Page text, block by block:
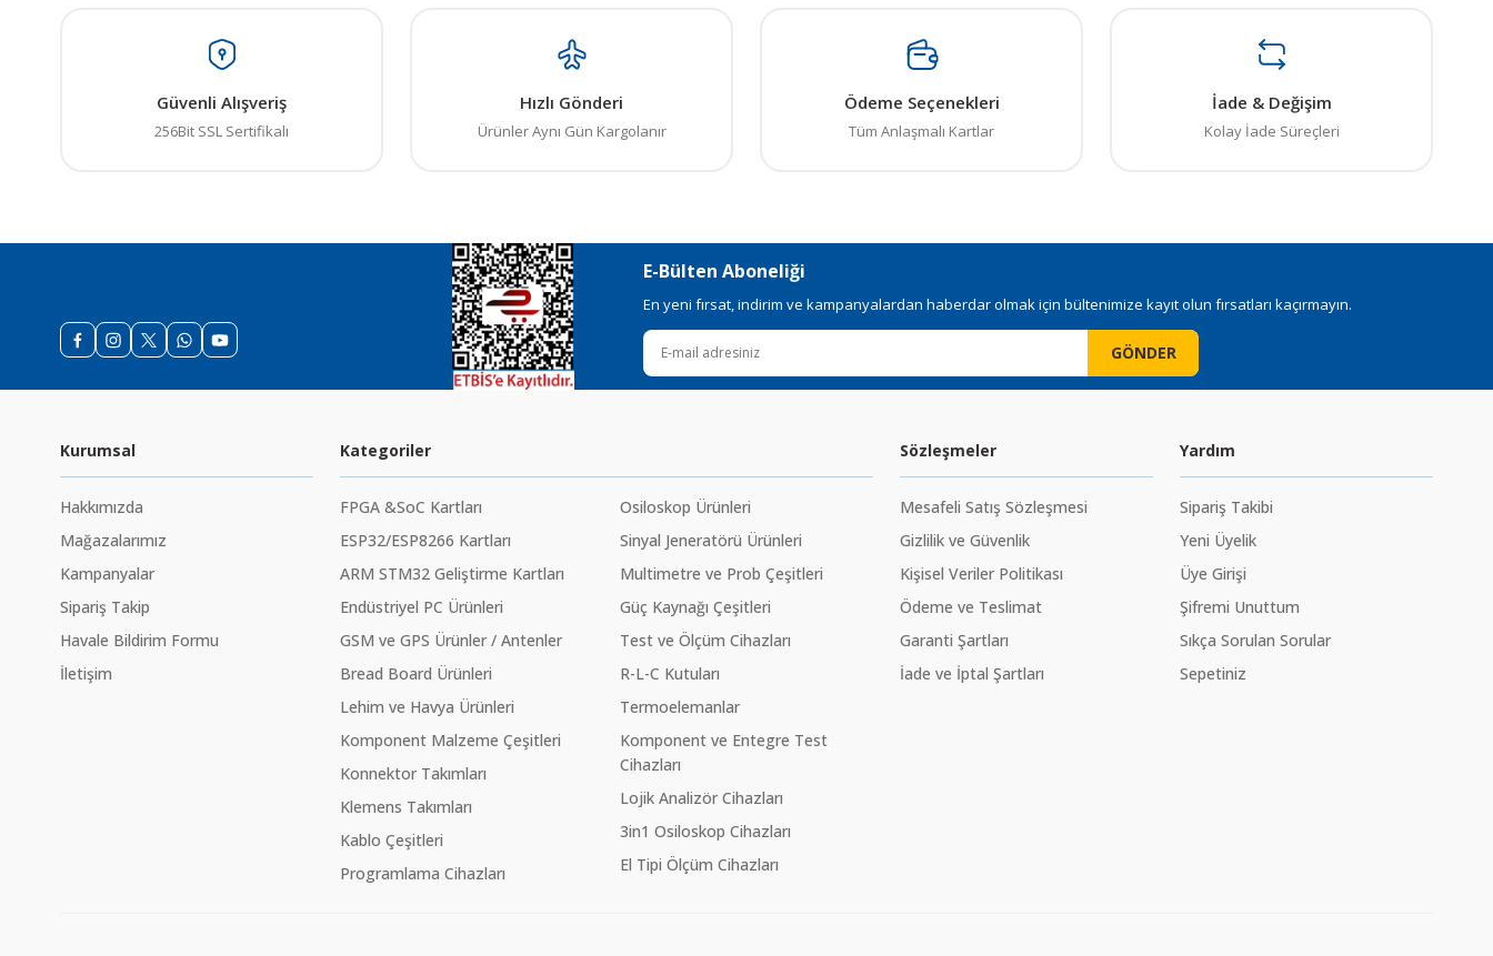
Güvenli Alışveriş
256Bit SSL Sertifikalı
Hızlı Gönderi
Ürünler Aynı Gün Kargolanır
Ödeme Seçenekleri
Tüm Anlaşmalı Kartlar
İade & Değişim
Kolay İade Süreçleri
E-Bülten Aboneliği
En yeni fırsat, indirim ve kampanyalardan haberdar olmak için bültenimize kayıt olun fırsatları kaçırmayın.
GÖNDER
Kurumsal
Hakkımızda
Mağazalarımız
Kampanyalar
Sipariş Takip
Havale Bildirim Formu
İletişim
Kategoriler
FPGA &SoC Kartları
ESP32/ESP8266 Kartları
ARM STM32 Geliştirme Kartları
Endüstriyel PC Ürünleri
GSM ve GPS Ürünler / Antenler
Bread Board Ürünleri
Lehim ve Havya Ürünleri
Komponent Malzeme Çeşitleri
Konnektor Takımları
Klemens Takımları
Kablo Çeşitleri
Programlama Cihazları
Osiloskop Ürünleri
Sinyal Jeneratörü Ürünleri
Multimetre ve Prob Çeşitleri
Güç Kaynağı Çeşitleri
Test ve Ölçüm Cihazları
R-L-C Kutuları
Termoelemanlar
Komponent ve Entegre Test
Cihazları
Lojik Analizör Cihazları
3in1 Osiloskop Cihazları
El Tipi Ölçüm Cihazları
Sözleşmeler
Mesafeli Satış Sözleşmesi
Gizlilik ve Güvenlik
Kişisel Veriler Politikası
Ödeme ve Teslimat
Garanti Şartları
İade ve İptal Şartları
Yardım
Sipariş Takibi
Yeni Üyelik
Üye Girişi
Şifremi Unuttum
Sıkça Sorulan Sorular
Sepetiniz